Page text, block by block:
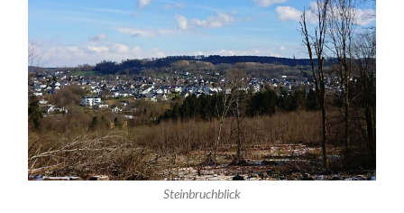
Steinbruchblick